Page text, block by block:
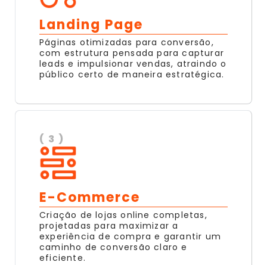
Landing Page
Páginas otimizadas para conversão,
com estrutura pensada para capturar
leads e impulsionar vendas, atraindo o
público certo de maneira estratégica.
( 3 )
E-Commerce
Criação de lojas online completas,
projetadas para maximizar a
experiência de compra e garantir um
caminho de conversão claro e
eficiente.